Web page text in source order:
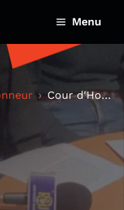
Menu
Cour d'Honneur #76